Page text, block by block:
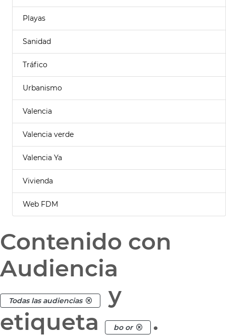
Playas
Sanidad
Tráfico
Urbanismo
Valencia
Valencia verde
Valencia Ya
Vivienda
Web FDM
Contenido con
Audiencia
Todas las audiencias
y
etiqueta
bo or .